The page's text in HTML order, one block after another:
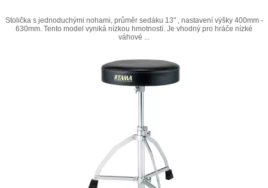
Stolička s jednoduchými nohami, průměr sedáku 13" , nastavení výšky 400mm -
630mm. Tento model vyniká nízkou hmotností. Je vhodný pro hráče nízké
váhové ...